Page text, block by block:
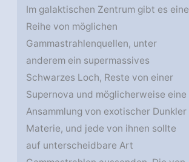
Im galaktischen Zentrum gibt es eine
Reihe von möglichen
Gammastrahlenquellen, unter
anderem ein supermassives
Schwarzes Loch, Reste von einer
Supernova und möglicherweise eine
Ansammlung von exotischer Dunkler
Materie, und jede von ihnen sollte
auf unterscheidbare Art